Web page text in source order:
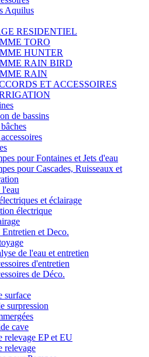
Aquilus
RESIDENTIEL
TORO
HUNTER
RAIN BIRD
RAIN
ET ACCESSOIRES
de bassins
pour Fontaines et Jets d'eau
pour Cascades, Ruisseaux et
et éclairage
électrique
et Deco.
de l'eau et entretien
d'entretien
de Déco.
surface
surpression
cave
relevage EP et EU
relevage